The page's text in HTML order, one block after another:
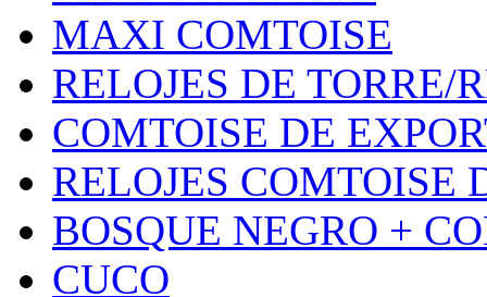
MAXI COMTOISE
RELOJES DE TORRE/
COMTOISE DE
RELOJES COMTOISE
BOSQUE NEGRO +
CUCO